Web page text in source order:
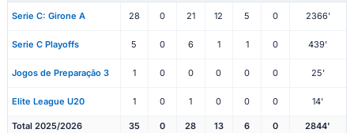
Serie C: Girone A 28 0 21 12 5 0 2366'
Serie C Playoffs 5 0 6 1 1 0 439'
Jogos de Preparação 3 1 0 0 0 0 0 25'
Elite League U20 1 0 1 0 0 0 14'
Total 2025/2026 35 0 28 13 6 0 2844'